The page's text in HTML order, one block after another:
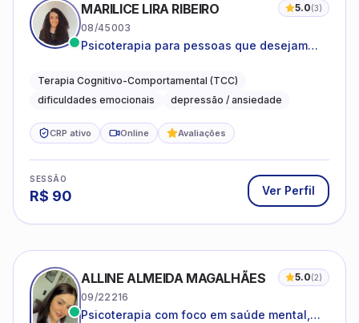
MARILICE LIRA RIBEIRO 5.0(3)
08/45003
Psicoterapia para pessoas que desejam
dificuldades do dia a dia
Terapia Cognitivo-Comportamental (TCC)
dificuldades emocionais
depressão / ansiedade
CRP ativo Online Avaliações
SESSÃO
R$ 90 Ver Perfil
ALLINE ALMEIDA MAGALHÃES 5.0(2)
09/22216
Psicoterapia com foco em saúde mental,